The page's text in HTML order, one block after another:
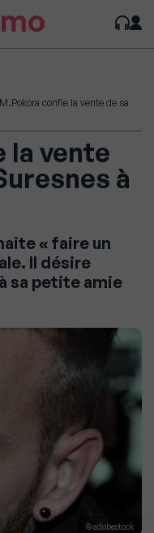
M.Pokora confie la vente de sa
la vente
à
« faire un
Il désire
sa petite amie
© adobestock